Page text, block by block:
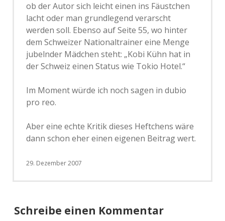
ob der Autor sich leicht einen ins Fäustchen
lacht oder man grundlegend verarscht
werden soll. Ebenso auf Seite 55, wo hinter
dem Schweizer Nationaltrainer eine Menge
jubelnder Mädchen steht: „Kobi Kühn hat in
der Schweiz einen Status wie Tokio Hotel.“
Im Moment würde ich noch sagen in dubio
pro reo.
Aber eine echte Kritik dieses Heftchens wäre
dann schon eher einen eigenen Beitrag wert.
29. Dezember 2007
Schreibe einen Kommentar